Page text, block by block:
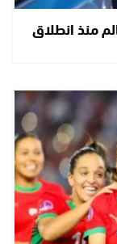
العالم منذ انطلاق